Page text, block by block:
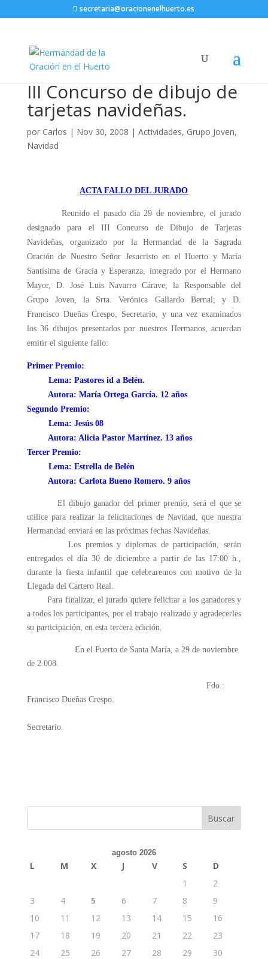
secretaria@oracionenelhuerto.es
III Concurso de dibujo de
tarjetas navideñas.
por Carlos | Nov 30, 2008 | Actividades, Grupo Joven,
Navidad
ACTA FALLO DEL JURADO
Reunido el pasado día 29 de noviembre, el jurado
designado para el III Concurso de Dibujo de Tarjetas
Navideñas, organizado por la Hermandad de la Sagrada
Oración de Nuestro Señor Jesucristo en el Huerto y María
Santísima de Gracia y Esperanza, integrado por el Hermano
Mayor, D. José Luis Navarro Cárave; la Responsable del
Grupo Joven, la Srta. Verónica Gallardo Bernal; y D.
Francisco Dueñas Crespo, Secretario, y una vez examinados
los 36 dibujos presentados por nuestros Hermanos, acuerdan
emitir el siguiente fallo:
Primer Premio:
Lema: Pastores id a Belén.
Autora: María Ortega García. 12 años
Segundo Premio:
Lema: Jesús 08
Autora: Alicia Pastor Martínez. 13 años
Tercer Premio:
Lema: Estrella de Belén
Autora: Carlota Bueno Romero. 9 años
El dibujo ganador del primer premio, será el que se
utilice para realizar la felicitaciones de Navidad, que nuestra
Hermandad enviará en las próximas fechas Navideñas.
Los premios y diplomas de participación, serán
entregados el día 30 de diciembre a partir de las 17:00 h.,
durante la fiesta infantil que celebraremos con motivo de la
Llegada del Cartero Real.
Para finalizar, el jurado quiere felicitar a los ganadores y
a todos los participantes, por el trabajo realizado y agradecerles
su participación, en esta tercera edición.
En el Puerto de Santa María, a 29 de noviembre
de 2.008.
Fdo.:
Francisco Dueñas Crespo.
Secretario.
agosto 2026
L M X J V S
D
1
2
3
4 5 6 7 8
9
10
11 12 13 14 15
16
17
18 19 20 21 22
23
24
25 26 27 28 29
30